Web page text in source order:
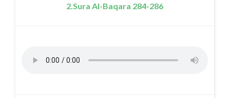
2.Sura Al-Baqara 284-286